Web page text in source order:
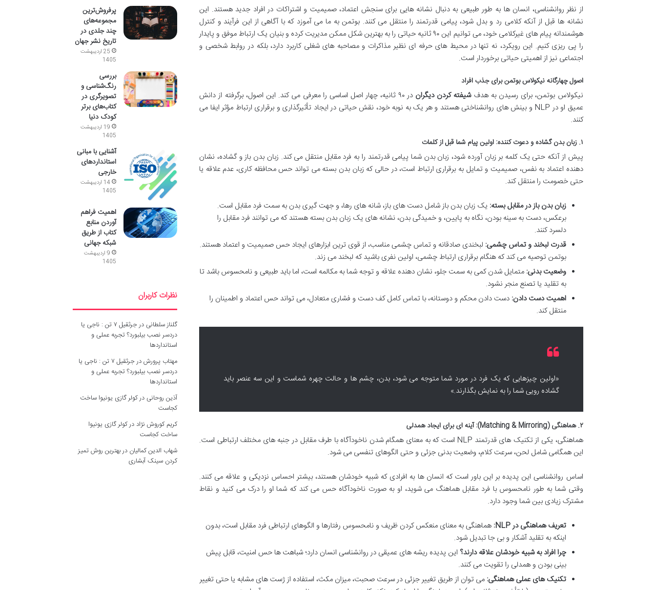
از نظر روانشناسی، انسان ها به طور طبیعی به دنبال نشانه هایی برای سنجش اعتماد، صمیمیت و اشتراکات در افراد جدید هستند. این
نشانه ها قبل از آنکه کلامی رد و بدل شود، پیامی قدرتمند را منتقل می کنند. بوتمن به ما می آموزد که با آگاهی از این فرآیند و کنترل
هوشمندانه پیام های غیرکلامی خود، می توانیم این ۹۰ ثانیه حیاتی را به بهترین شکل ممکن مدیریت کرده و بنیان یک ارتباط موفق و پایدار
را پی ریزی کنیم. این رویکرد، نه تنها در محیط های حرفه ای نظیر مذاکرات و مصاحبه های شغلی کاربرد دارد، بلکه در روابط شخصی و
اجتماعی نیز از اهمیتی حیاتی برخوردار است.
اصول چهارگانه نیکولاس بوتمن برایجذب افراد
نیکولاس بوتمن، برای رسیدن به هدفشیفته کردن دیگران
در ۹۰ ثانیه، چهار اصل اساسی را معرفی می کند. این اصول، برگرفته از دانش
عمیق او در NLP و بینش های روانشناختی هستند و هر یک به نوبه خود، نقش حیاتی در ایجاد تأثیرگذاری و برقراری ارتباط مؤثر ایفا می
کنند.
۱. زبان بدن گشاده و دعوت کننده: اولین پیام شما قبل از کلمات
پیش از آنکه حتی یک کلمه بر زبان آورده شود، زبان بدن شما پیامی قدرتمند را به فرد مقابل منتقل می کند. زبان بدن باز و گشاده، نشان
دهنده اعتماد به نفس، صمیمیت و تمایل به برقراری ارتباط است، در حالی که زبان بدن بسته می تواند حس محافظه کاری، عدم علاقه یا
حتی خصومت را منتقل کند.
زبان بدن باز در مقابل بسته: یک زبان بدن باز شامل دست های باز، شانه های رها، و جهت گیری بدن به سمت فرد مقابل است.
برعکس، دست به سینه بودن، نگاه به پایین، و خمیدگی بدن، نشانه های یک زبان بدن بسته هستند که می توانند فرد مقابل را
دلسرد کنند.
قدرت لبخند و تماس چشمی: لبخندی صادقانه و تماس چشمی مناسب، از قوی ترین ابزارهای ایجاد حس صمیمیت و اعتماد هستند.
بوتمن توصیه می کند که هنگام برقراری ارتباط چشمی، اولین نفری باشید که لبخند می زند.
وضعیت بدنی: متمایل شدن کمی به سمت جلو، نشان دهنده علاقه و توجه شما به مکالمه است، اما باید طبیعی و نامحسوس باشد تا
به تقلید یا تصنع منجر نشود.
اهمیت دست دادن: دست دادن محکم و دوستانه، با تماس کامل کف دست و فشاری متعادل، می تواند حس اعتماد و اطمینان را
منتقل کند.
«اولین چیزهایی که یک فرد در مورد شما متوجه می شود، بدن، چشم ها و حالت چهره شماست و این سه عنصر باید
گشاده رویی شما را به نمایش بگذارند.»
۲. هماهنگی (Matching & Mirroring): آینه ای برای ایجاد همدلی
هماهنگی، یکی از تکنیک های قدرتمند NLP است که به معنای همگام شدن ناخودآگاه با طرف مقابل در جنبه های مختلف ارتباطی است.
این همگامی شامل لحن، سرعت کلام، وضعیت بدنی جزئی و حتی الگوهای تنفسی می شود.
اساس روانشناسی این پدیده بر این باور است که انسان ها به افرادی که شبیه خودشان هستند، بیشتر احساس نزدیکی و علاقه می کنند.
وقتی شما به طور نامحسوس با فرد مقابل هماهنگ می شوید، او به صورت ناخودآگاه حس می کند که شما او را درک می کنید و نقاط
مشترک زیادی بین شما وجود دارد.
تعریف هماهنگی در NLP:
هماهنگی به معنای منعکس کردن ظریف و نامحسوس رفتارها و الگوهای ارتباطی فرد مقابل است، بدون
اینکه به تقلید آشکار و بی جا تبدیل شود.
چرا افراد به شبیه خودشان علاقه دارند؟ این پدیده ریشه های عمیقی در روانشناسی انسان دارد؛ شباهت ها حس امنیت، قابل پیش
بینی بودن و همدلی را تقویت می کنند.
تکنیک های عملی هماهنگی: می توان از طریق تغییر جزئی در سرعت صحبت، میزان مکث، استفاده از ژست های مشابه یا حتی تغییر
پرفروش‌ترین
مجموعه‌های
چند جلدی در
تاریخ نشر جهان
25 اردیبهشت
1405
بررسی
رنگ‌شناسی و
تصویرگری در
کتاب‌های برتر
کودک دنیا
19 اردیبهشت
1405
آشنایی با مبانی
استانداردهای
خارجی
14 اردیبهشت
1405
اهمیت فراهم
آوردن منابع
کتاب از طریق
شبکه جهانی
9 اردیبهشت
1405
نظرات کاربران
گلناز سلطانی در
جرثقیل ۷ تن : ناجی یا
دردسر نصب بیلبورد؟ تجربه عملی و
استانداردها
مهتاب پرورشدر
جرثقیل ۷ تن : ناجی یا
دردسر نصب بیلبورد؟ تجربه عملی و
استانداردها
آذین روحانی درکولر گازی یونیوا ساخت
کجاست
کریم کوروش نژاد درکولر گازی یونیوا
ساخت کجاست
شهاب الدین کمالیان دربهترین روش تمیز
کردن سینک آبشاری